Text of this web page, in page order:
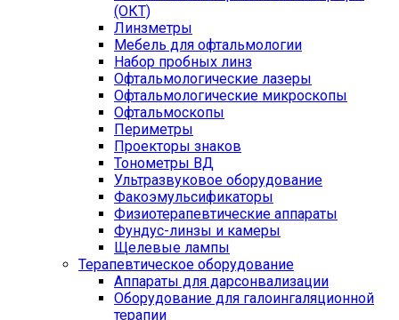
(ОКТ)
Линзметры
Мебель для офтальмологии
Набор пробных линз
Офтальмологические лазеры
Офтальмологические микроскопы
Офтальмоскопы
Периметры
Проекторы знаков
Тонометры ВД
Ультразвуковое оборудование
Факоэмульсификаторы
Физиотерапевтические аппараты
Фундус-линзы и камеры
Щелевые лампы
Терапевтическое оборудование
Аппараты для дарсонвализации
Оборудование для галоингаляционной
терапии